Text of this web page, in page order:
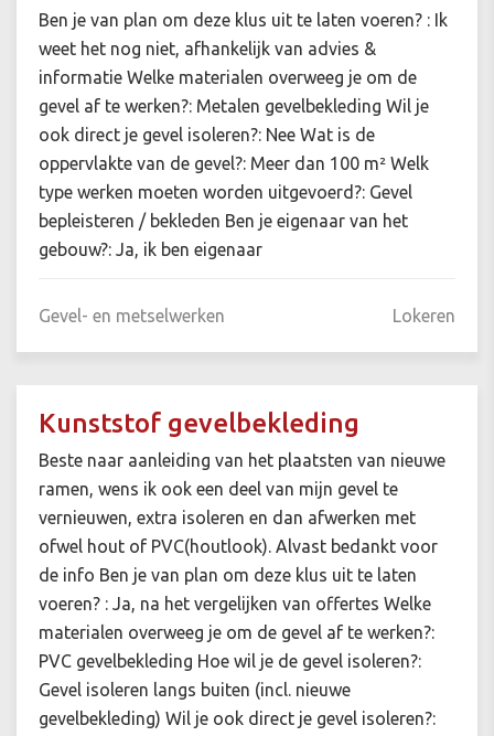
Ben je van plan om deze klus uit te laten voeren? : Ik
weet het nog niet, afhankelijk van advies &
informatie Welke materialen overweeg je om de
gevel af te werken?: Metalen gevelbekleding Wil je
ook direct je gevel isoleren?: Nee Wat is de
oppervlakte van de gevel?: Meer dan 100 m² Welk
type werken moeten worden uitgevoerd?: Gevel
bepleisteren / bekleden Ben je eigenaar van het
gebouw?: Ja, ik ben eigenaar
Gevel- en metselwerken Lokeren
Kunststof gevelbekleding
Beste naar aanleiding van het plaatsten van nieuwe
ramen, wens ik ook een deel van mijn gevel te
vernieuwen, extra isoleren en dan afwerken met
ofwel hout of PVC(houtlook). Alvast bedankt voor
de info Ben je van plan om deze klus uit te laten
voeren? : Ja, na het vergelijken van offertes Welke
materialen overweeg je om de gevel af te werken?:
PVC gevelbekleding Hoe wil je de gevel isoleren?:
Gevel isoleren langs buiten (incl. nieuwe
gevelbekleding) Wil je ook direct je gevel isoleren?: